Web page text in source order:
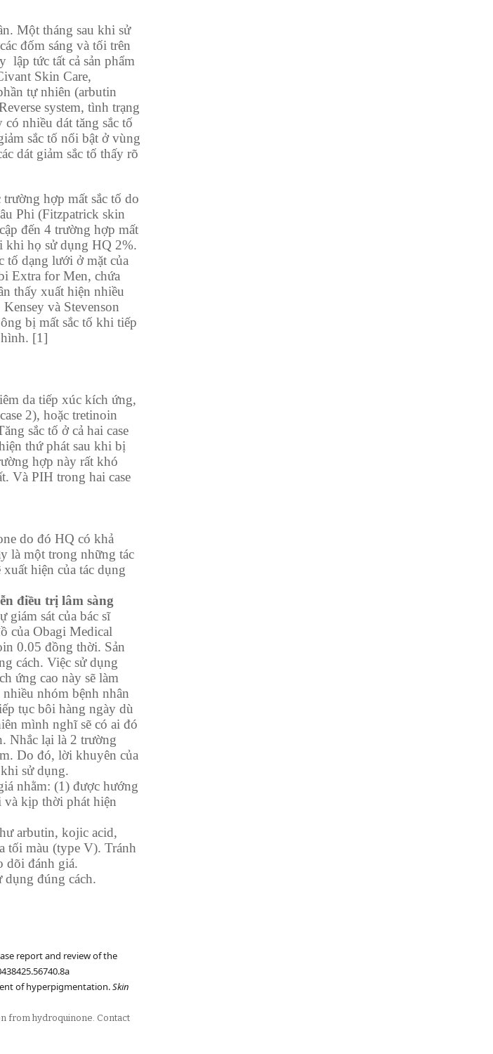
Một tháng sau khi sử
đốm sáng và tối trên
lập tức tất cả sản phẩm
Skin Care,
tự nhiên (arbutin
system, tình trạng
nhiều dát tăng sắc tố
sắc tố nổi bật ở vùng
dát giảm sắc tố thấy rõ
hợp mất sắc tố do
Phi (Fitzpatrick skin
đến 4 trường hợp mất
khi họ sử dụng HQ 2%.
tố dạng lưới ở mặt của
Extra for Men, chứa
thấy xuất hiện nhiều
và Stevenson
bị mất sắc tố khi tiếp
[1]
da tiếp xúc kích ứng,
2), hoặc tretinoin
sắc tố ở cả hai case
thứ phát sau khi bị
hợp này rất khó
Và PIH trong hai case
do đó HQ có khả
là một trong những tác
hiện của tác dụng
điều trị lâm sàng
giám sát của bác sĩ
của Obagi Medical
0.05 đồng thời. Sản
cách. Việc sử dụng
ứng cao này sẽ làm
nhóm bệnh nhân
tục bôi hàng ngày dù
mình nghĩ sẽ có ai đó
Nhắc lại là 2 trường
Do đó, lời khuyên của
sử dụng.
nhằm: (1) được hướng
và kịp thời phát hiện
arbutin, kojic acid,
tối màu (type V). Tránh
dõi đánh giá.
dụng đúng cách.
report and review of the
of hyperpigmentation.Skin
from hydroquinone. Contact